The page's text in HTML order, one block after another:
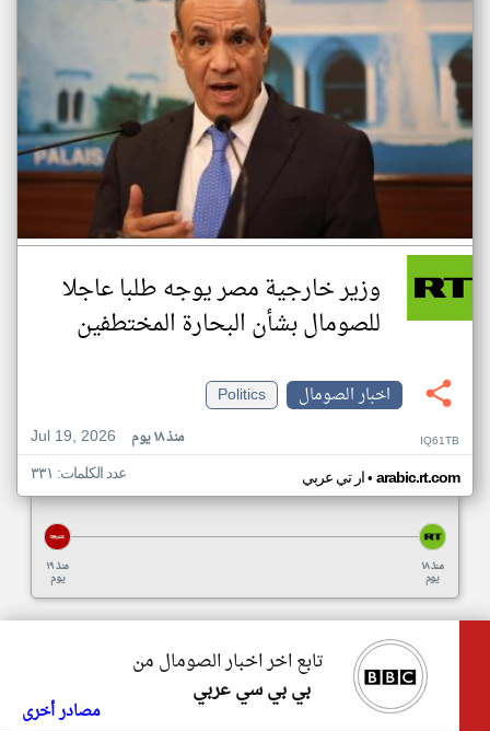
وزير خارجية مصر يوجه طلبا عاجلا
للصومال بشأن البحارة المختطفين
اخبار الصومال
Politics
Jul 19, 2026
منذ ١٨ يوم IQ61TB
ار تي عربي• arabic.rt.com عدد الكلمات: ٣٣١
منذ ١٩
يوم
منذ ١٨
يوم
تابع اخر اخبار الصومال من
بي بي سي عربي
مصادر أخرى